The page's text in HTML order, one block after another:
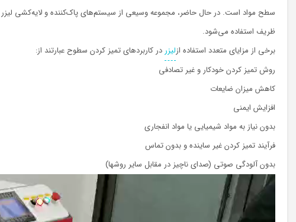
سطح مواد است. در حال حاضر، مجموعه وسیعی از سیستم‌های پاک‌کننده و لایه‌کشی لیزر
ظریف استفاده می‌شود.
برخی از مزایای متعدد استفاده ازلیزر در کاربردهای تمیز کردن سطوح عبارتند از:
روش تمیز کردن خودکار و غیر تصادفی
کاهش میزان ضایعات
افزایش ایمنی
بدون نیاز به مواد شیمیایی یا مواد انفجاری
فرآیند تمیز کردن غیر ساینده و بدون تماس
بدون آلودگي صوتي (صداي ناچيز در مقابل ساير روشها)
نمایشگر